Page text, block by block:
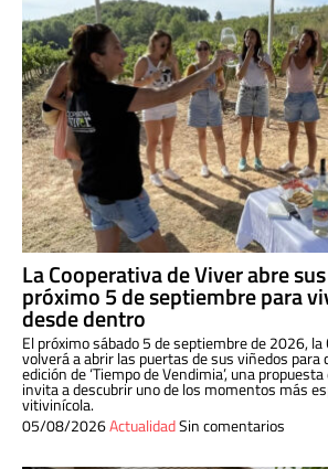
La Cooperativa de Viver abre
próximo 5 de septiembre para
desde dentro
El próximo sábado 5 de septiembre de 2026,
volverá a abrir las puertas de sus viñedos para
edición de ‘Tiempo de Vendimia’, una
invita a descubrir uno de los momentos más
vitivinícola.
05/08/2026ActualidadSin comentarios